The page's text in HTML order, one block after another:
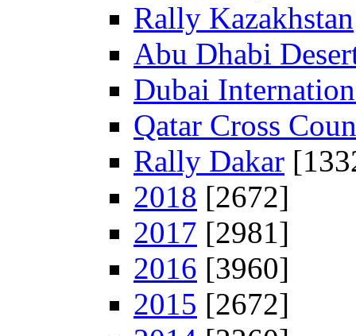
Rally Kazakhstan
Abu Dhabi
Dubai
Qatar Cross
Rally Dakar
2018 [2672]
2017 [2981]
2016 [3960]
2015 [2672]